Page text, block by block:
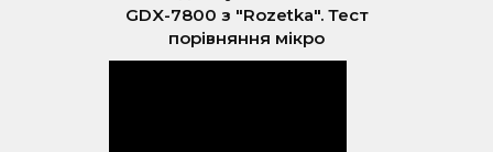
GDX-7800 з "Rozetka". Тест
порівняння мікро